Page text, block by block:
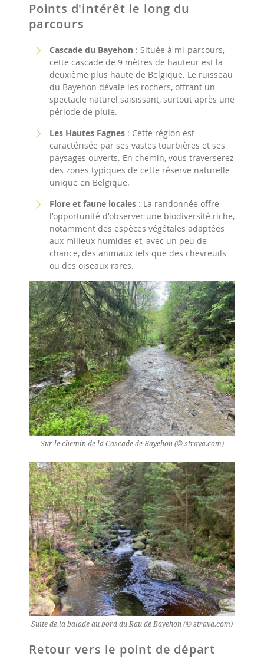
Points d'intérêt le long du
parcours
Cascade du Bayehon : Située à mi-parcours,
cette cascade de 9 mètres de hauteur est la
deuxième plus haute de Belgique. Le ruisseau
du Bayehon dévale les rochers, offrant un
spectacle naturel saisissant, surtout après une
période de pluie.​
Les Hautes Fagnes : Cette région est
caractérisée par ses vastes tourbières et ses
paysages ouverts. En chemin, vous traverserez
des zones typiques de cette réserve naturelle
unique en Belgique.​
Flore et faune locales : La randonnée offre
l'opportunité d'observer une biodiversité riche,
notamment des espèces végétales adaptées
aux milieux humides et, avec un peu de
chance, des animaux tels que des chevreuils
ou des oiseaux rares.
Sur le chemin de la Cascade de Bayehon (© strava.com)
Suite de la balade au bord du Rau de Bayehon (© strava.com)
Retour vers le point de départ